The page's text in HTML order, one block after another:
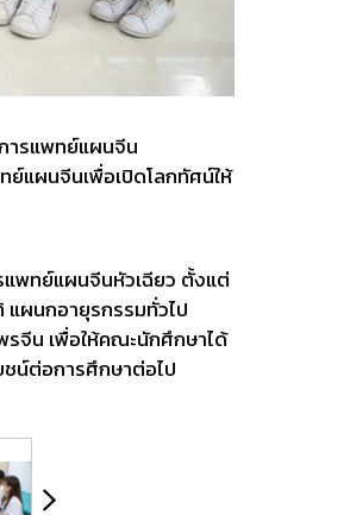
ารแพทย์แผนจีน
ย์แผนจีนเพื่อเปิดโลกทัศน์ให้
แพทย์แผนจีนหัวเฉียว ตั้งแต่
ผนกอายุรกรรมทั่วไป
จีน เพื่อให้คณะนักศึกษาได้
น์ต่อการศึกษาต่อไป